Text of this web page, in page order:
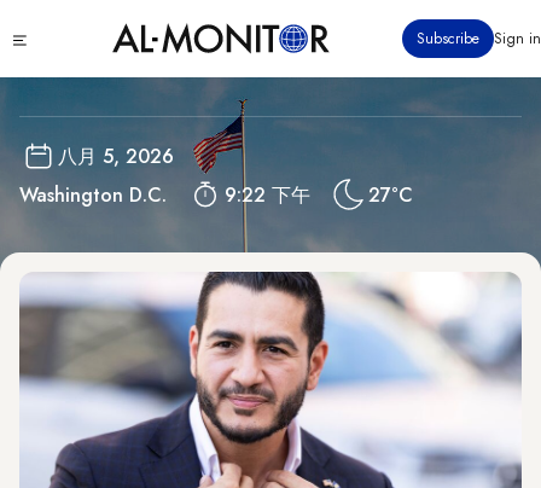
转
到 see
Subscribe Sign in
United States
八月 5, 2026
Washington D.C.
9:22 下午 27°C